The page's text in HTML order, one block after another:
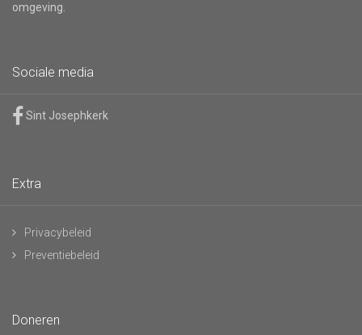
omgeving.
Sociale media
Sint Josephkerk
Extra
Privacybeleid
Preventiebeleid
Doneren